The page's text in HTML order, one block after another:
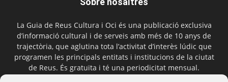
La Guia de Reus Cultura i Oci és una publicació exclusiva
d’informació cultural i de serveis amb més de 10 anys de
trajectòria, que aglutina tota l’activitat d’interès lúdic que
programen les principals entitats i institucions de la ciutat
de Reus. És gratuïta i té una periodicitat mensual.